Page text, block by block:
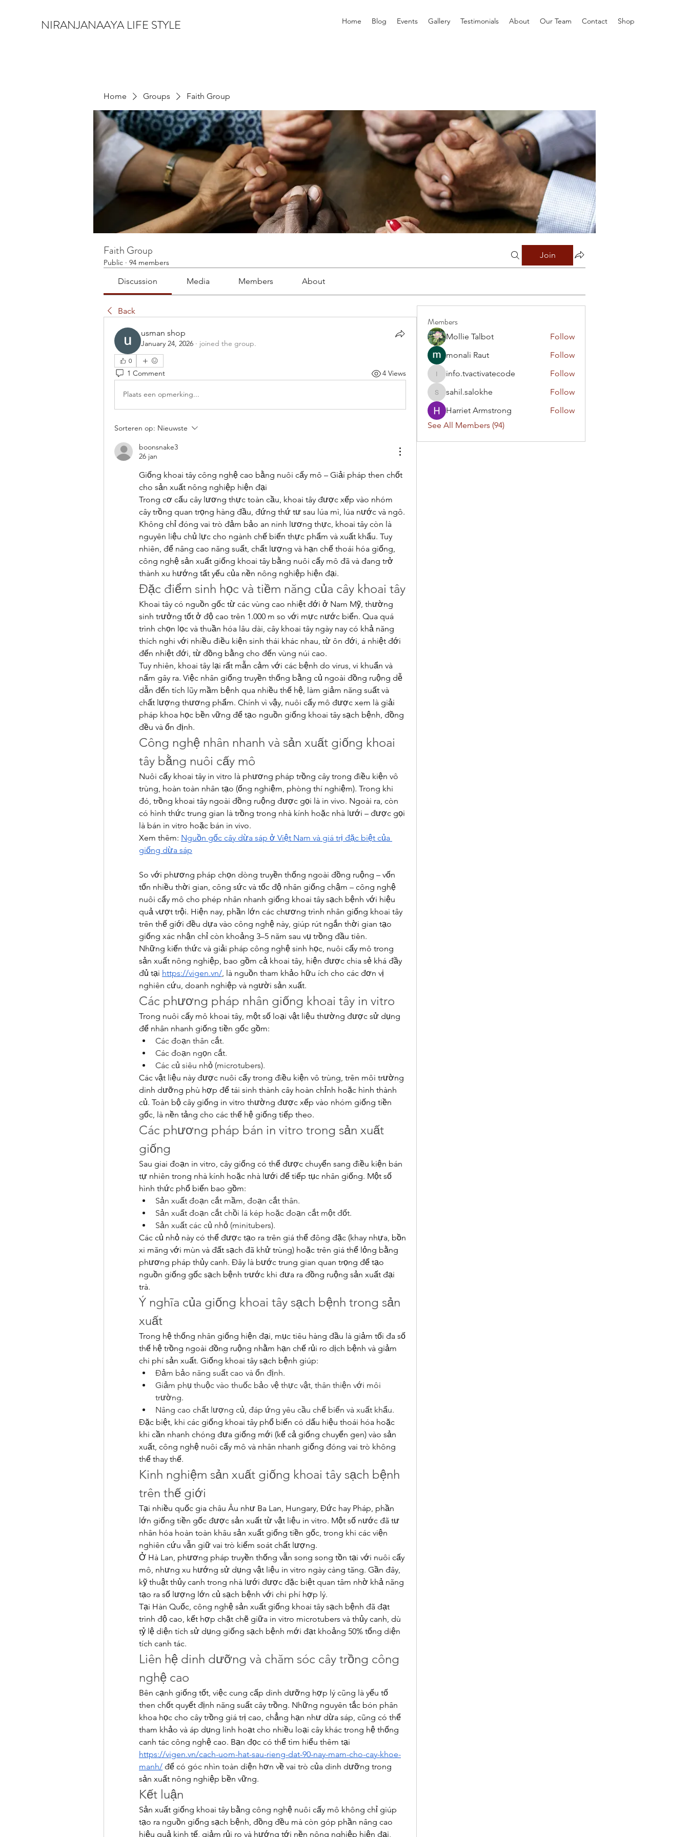
NIRANJANAAYA LIFE STYLE Home Blog Events Gallery Testimonials About Our Team Contact Shop
Home Groups Faith Group
Faith Group
Public · 94 members
Join
Discussion Media Members About
Back
usman shop
January 24, 2026 · joined the group.
0
1 Comment 4 Views
Plaats een opmerking...
Sorteren op: Nieuwste
boonsnake3
26 jan
Giống khoai tây công nghệ cao bằng nuôi cấy mô – Giải pháp then chốt
cho sản xuất nông nghiệp hiện đại
Trong cơ cấu cây lương thực toàn cầu, khoai tây được xếp vào nhóm
cây trồng quan trọng hàng đầu, đứng thứ tư sau lúa mì, lúa nước và ngô.
Không chỉ đóng vai trò đảm bảo an ninh lương thực, khoai tây còn là
nguyên liệu chủ lực cho ngành chế biến thực phẩm và xuất khẩu. Tuy
nhiên, để nâng cao năng suất, chất lượng và hạn chế thoái hóa giống,
công nghệ sản xuất giống khoai tây bằng nuôi cấy mô đã và đang trở
thành xu hướng tất yếu của nền nông nghiệp hiện đại.
Đặc điểm sinh học và tiềm năng của cây khoai tây
Khoai tây có nguồn gốc từ các vùng cao nhiệt đới ở Nam Mỹ, thường
sinh trưởng tốt ở độ cao trên 1.000 m so với mực nước biển. Qua quá
trình chọn lọc và thuần hóa lâu dài, cây khoai tây ngày nay có khả năng
thích nghi với nhiều điều kiện sinh thái khác nhau, từ ôn đới, á nhiệt đới
đến nhiệt đới, từ đồng bằng cho đến vùng núi cao.
Tuy nhiên, khoai tây lại rất mẫn cảm với các bệnh do virus, vi khuẩn và
nấm gây ra. Việc nhân giống truyền thống bằng củ ngoài đồng ruộng dễ
dẫn đến tích lũy mầm bệnh qua nhiều thế hệ, làm giảm năng suất và
chất lượng thương phẩm. Chính vì vậy, nuôi cấy mô được xem là giải
pháp khoa học bền vững để tạo nguồn giống khoai tây sạch bệnh, đồng
đều và ổn định.
Công nghệ nhân nhanh và sản xuất giống khoai
tây bằng nuôi cấy mô
Nuôi cấy khoai tây in vitro là phương pháp trồng cây trong điều kiện vô
trùng, hoàn toàn nhân tạo (ống nghiệm, phòng thí nghiệm). Trong khi
đó, trồng khoai tây ngoài đồng ruộng được gọi là in vivo. Ngoài ra, còn
có hình thức trung gian là trồng trong nhà kính hoặc nhà lưới – được gọi
là bán in vitro hoặc bán in vivo.
Xem thêm: Nguồn gốc cây dừa sáp ở Việt Nam và giá trị đặc biệt của
giống dừa sáp
So với phương pháp chọn dòng truyền thống ngoài đồng ruộng – vốn
tốn nhiều thời gian, công sức và tốc độ nhân giống chậm – công nghệ
nuôi cấy mô cho phép nhân nhanh giống khoai tây sạch bệnh với hiệu
quả vượt trội. Hiện nay, phần lớn các chương trình nhân giống khoai tây
trên thế giới đều dựa vào công nghệ này, giúp rút ngắn thời gian tạo
giống xác nhận chỉ còn khoảng 3–5 năm sau vụ trồng đầu tiên.
Những kiến thức và giải pháp công nghệ sinh học, nuôi cấy mô trong
sản xuất nông nghiệp, bao gồm cả khoai tây, hiện được chia sẻ khá đầy
đủ tại https://vigen.vn/ , là nguồn tham khảo hữu ích cho các đơn vị
nghiên cứu, doanh nghiệp và người sản xuất.
Các phương pháp nhân giống khoai tây in vitro
Trong nuôi cấy mô khoai tây, một số loại vật liệu thường được sử dụng
để nhân nhanh giống tiền gốc gồm:
Các đoạn thân cắt.
Các đoạn ngọn cắt.
Các củ siêu nhỏ (microtubers).
Các vật liệu này được nuôi cấy trong điều kiện vô trùng, trên môi trường
dinh dưỡng phù hợp để tái sinh thành cây hoàn chỉnh hoặc hình thành
củ. Toàn bộ cây giống in vitro thường được xếp vào nhóm giống tiền
gốc, là nền tảng cho các thế hệ giống tiếp theo.
Các phương pháp bán in vitro trong sản xuất
giống
Sau giai đoạn in vitro, cây giống có thể được chuyển sang điều kiện bán
tự nhiên trong nhà kính hoặc nhà lưới để tiếp tục nhân giống. Một số
hình thức phổ biến bao gồm:
Sản xuất đoạn cắt mầm, đoạn cắt thân.
Sản xuất đoạn cắt chồi lá kép hoặc đoạn cắt một đốt.
Sản xuất các củ nhỏ (minitubers).
Các củ nhỏ này có thể được tạo ra trên giá thể đông đặc (khay nhựa, bồn
xi măng với mùn và đất sạch đã khử trùng) hoặc trên giá thể lỏng bằng
phương pháp thủy canh. Đây là bước trung gian quan trọng để tạo
nguồn giống gốc sạch bệnh trước khi đưa ra đồng ruộng sản xuất đại
trà.
Ý nghĩa của giống khoai tây sạch bệnh trong sản
xuất
Trong hệ thống nhân giống hiện đại, mục tiêu hàng đầu là giảm tối đa số
thế hệ trồng ngoài đồng ruộng nhằm hạn chế rủi ro dịch bệnh và giảm
chi phí sản xuất. Giống khoai tây sạch bệnh giúp:
Đảm bảo năng suất cao và ổn định.
Giảm phụ thuộc vào thuốc bảo vệ thực vật, thân thiện với môi
trường.
Nâng cao chất lượng củ, đáp ứng yêu cầu chế biến và xuất khẩu.
Đặc biệt, khi các giống khoai tây phổ biến có dấu hiệu thoái hóa hoặc
khi cần nhanh chóng đưa giống mới (kể cả giống chuyển gen) vào sản
xuất, công nghệ nuôi cấy mô và nhân nhanh giống đóng vai trò không
thể thay thế.
Kinh nghiệm sản xuất giống khoai tây sạch bệnh
trên thế giới
Tại nhiều quốc gia châu Âu như Ba Lan, Hungary, Đức hay Pháp, phần
lớn giống tiền gốc được sản xuất từ vật liệu in vitro. Một số nước đã tư
nhân hóa hoàn toàn khâu sản xuất giống tiền gốc, trong khi các viện
nghiên cứu vẫn giữ vai trò kiểm soát chất lượng.
Ở Hà Lan, phương pháp truyền thống vẫn song song tồn tại với nuôi cấy
mô, nhưng xu hướng sử dụng vật liệu in vitro ngày càng tăng. Gần đây,
kỹ thuật thủy canh trong nhà lưới được đặc biệt quan tâm nhờ khả năng
tạo ra số lượng lớn củ sạch bệnh với chi phí hợp lý.
Tại Hàn Quốc, công nghệ sản xuất giống khoai tây sạch bệnh đã đạt
trình độ cao, kết hợp chặt chẽ giữa in vitro microtubers và thủy canh, dù
tỷ lệ diện tích sử dụng giống sạch bệnh mới đạt khoảng 50% tổng diện
tích canh tác.
Liên hệ dinh dưỡng và chăm sóc cây trồng công
nghệ cao
Bên cạnh giống tốt, việc cung cấp dinh dưỡng hợp lý cũng là yếu tố
then chốt quyết định năng suất cây trồng. Những nguyên tắc bón phân
khoa học cho cây trồng giá trị cao, chẳng hạn như dừa sáp, cũng có thể
tham khảo và áp dụng linh hoạt cho nhiều loại cây khác trong hệ thống
https://vigen.vn/cach-uom-hat-sau-rieng-dat-90-nay-mam-cho-cay-khoe-
manh/ để có góc nhìn toàn diện hơn về vai trò của dinh dưỡng trong
sản xuất nông nghiệp bền vững.
Kết luận
Sản xuất giống khoai tây bằng công nghệ nuôi cấy mô không chỉ giúp
tạo ra nguồn giống sạch bệnh, đồng đều mà còn góp phần nâng cao
hiệu quả kinh tế, giảm rủi ro và hướng tới nền nông nghiệp hiện đại,
Members
Mollie Talbot
Follow
monali Raut
Follow
info.tvactivatecode
info.tvactivatecode Follow
sahil.salokhe
sahil.salokhe
Follow
Harriet Armstrong
Follow
See All Members (94)